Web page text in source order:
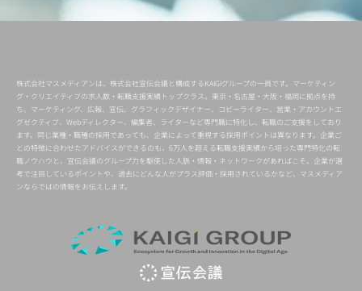
株式会社マスメディアンは、株式会社宣伝会議と構成するKAIGIグループの一員です。マーケティン
グ・クリエイティブの求人数・転職支援実績トップクラス。東京・名古屋・大阪・福岡に拠点を持
ち、マーケティング、広報、宣伝、グラフィックデザイナー、コピーライター、営業・アカウントエ
グゼクティブ、Webディレクター、編集者、ライターなど専門職に特化し、転職のご支援をしており
ます。同じ業種・職種の採用であっても、企業によって重視する採用ポイントは異なります。企業ご
との特徴に合わせたアドバイスができるのも、6万人を超える転職支援実績から培った専門特化の転
職ノウハウと、宣伝会議のグループ力を駆使した人脈・情報・ネットワークがあればこそ。企業が選
考で注目しているポイントや、過去にどんな人がプラス評価・採用されているかなど、マスメディア
ンならではの情報をお伝えします。